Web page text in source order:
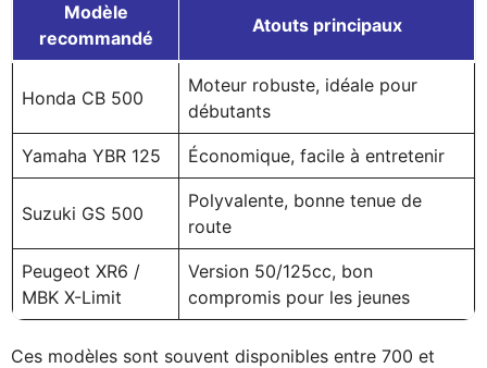
Modèle
recommandé
Atouts principaux
Honda CB 500
Moteur robuste, idéale pour
débutants
Yamaha YBR 125 Économique, facile à entretenir
Suzuki GS 500
Polyvalente, bonne tenue de
route
Peugeot XR6 /
MBK X-Limit
Version 50/125cc, bon
compromis pour les jeunes
Ces modèles sont souvent disponibles entre 700 et